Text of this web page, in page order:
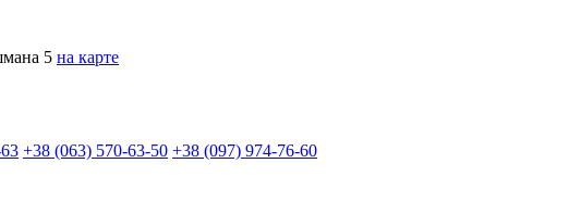
5 на карте
+38 (063) 570-63-50 +38 (097) 974-76-60